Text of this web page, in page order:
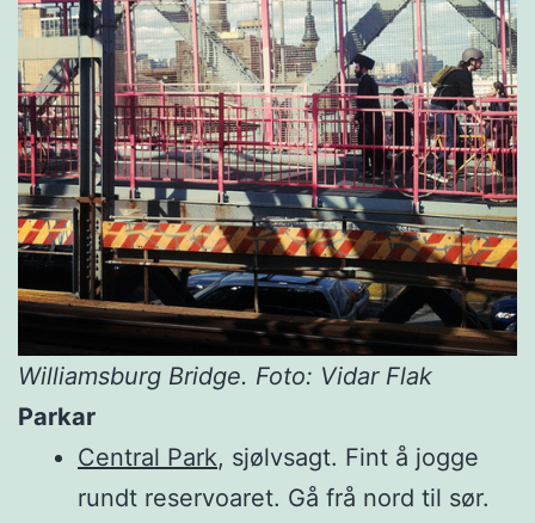
Williamsburg Bridge. Foto: Vidar Flak
Parkar
Central Park, sjølvsagt. Fint å jogge
rundt reservoaret. Gå frå nord til sør.